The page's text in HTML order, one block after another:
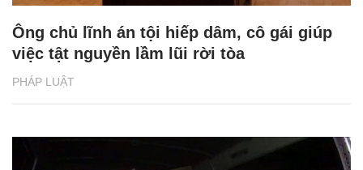
PHÁP LUẬT
Ông chủ lĩnh án tội hiếp dâm, cô gái giúp
việc tật nguyền lầm lũi rời tòa